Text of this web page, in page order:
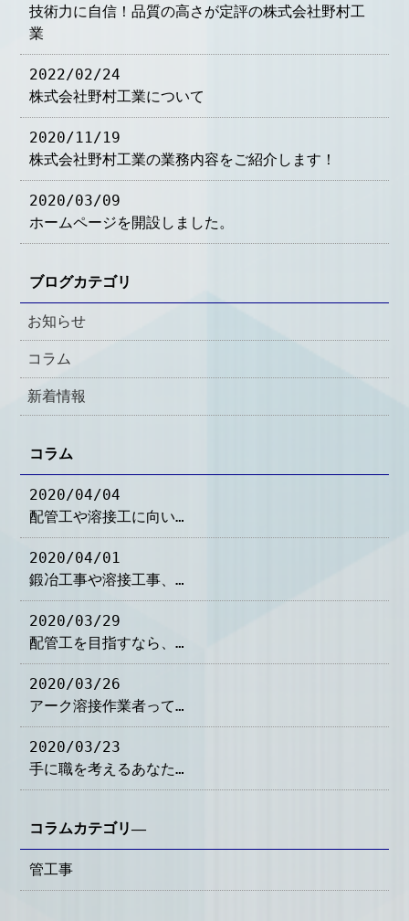
技術力に自信！品質の高さが定評の株式会社野村工
業
2022/02/24
株式会社野村工業について
2020/11/19
株式会社野村工業の業務内容をご紹介します！
2020/03/09
ホームページを開設しました。
ブログカテゴリ
お知らせ
コラム
新着情報
コラム
2020/04/04
配管工や溶接工に向い…
2020/04/01
鍛冶工事や溶接工事、…
2020/03/29
配管工を目指すなら、…
2020/03/26
アーク溶接作業者って…
2020/03/23
手に職を考えるあなた…
コラムカテゴリ―
管工事